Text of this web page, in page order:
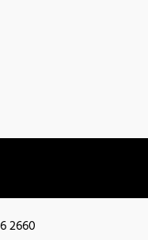
2660